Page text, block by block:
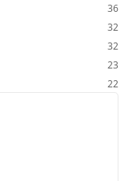
36
32
32
23
22